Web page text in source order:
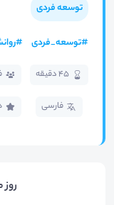
توسعه فردی
#توسعه_فردی #
45 دقیقه
فارسی